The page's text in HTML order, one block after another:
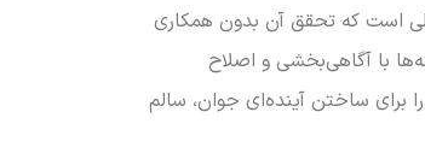
است که تحقق آن بدون همکاری
با آگاهی‌بخشی و اصلاح
برای ساختن آینده‌ای جوان، سالم